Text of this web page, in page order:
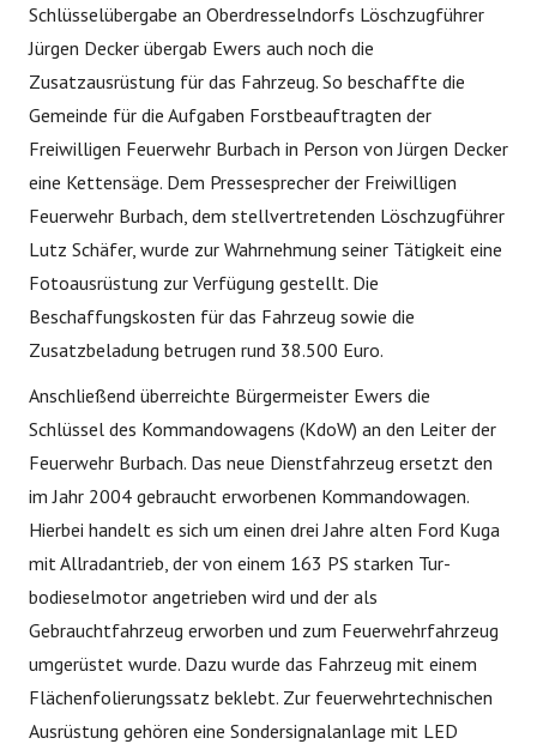
Schlüsselübergabe an Oberdresselndorfs Löschzugführer
Jürgen Decker übergab Ewers auch noch die
Zusatzausrüstung für das Fahrzeug. So beschaffte die
Gemeinde für die Aufgaben Forstbeauftragten der
Freiwilligen Feuerwehr Burbach in Person von Jürgen Decker
eine Kettensäge. Dem Pressesprecher der Freiwilligen
Feuerwehr Burbach, dem stellvertretenden Löschzugführer
Lutz Schäfer, wurde zur Wahrnehmung seiner Tätigkeit eine
Fotoausrüstung zur Verfügung gestellt. Die
Beschaffungskosten für das Fahrzeug sowie die
Zusatzbeladung betrugen rund 38.500 Euro.
Anschließend überreichte Bürgermeister Ewers die
Schlüssel des Kommandowagens (KdoW) an den Leiter der
Feuerwehr Burbach. Das neue Dienstfahrzeug ersetzt den
im Jahr 2004 gebraucht erworbenen Kommandowagen.
Hierbei handelt es sich um einen drei Jahre alten Ford Kuga
mit Allradantrieb, der von einem 163 PS starken Tur­
bodieselmotor angetrieben wird und der als
Gebrauchtfahrzeug erworben und zum Feuerwehrfahrzeug
umgerüstet wurde. Dazu wurde das Fahrzeug mit einem
Flächenfolie­rungssatz beklebt. Zur feuerwehrtechnischen
Ausrüstung gehören eine Sondersignalanlage mit LED